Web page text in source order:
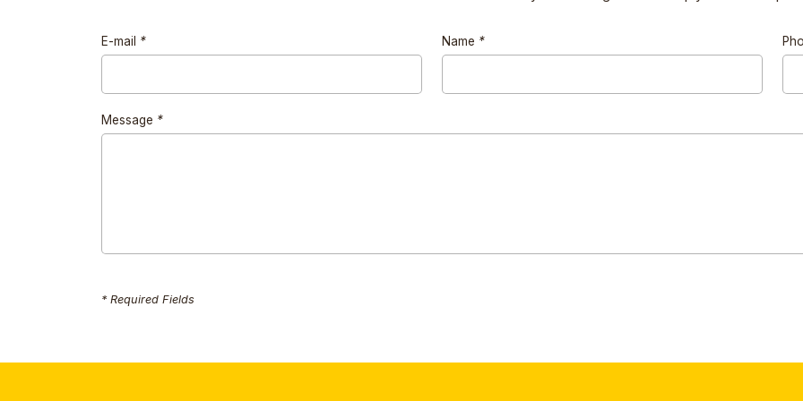
E-mail * Name *
Message *
* Required Fields